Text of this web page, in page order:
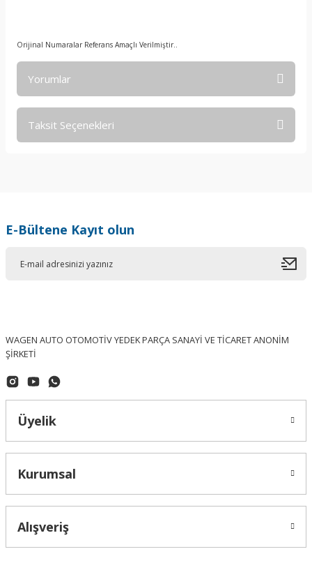
Orijinal Numaralar Referans Amaçlı Verilmiştir..
Yorumlar
Taksit Seçenekleri
E-Bültene Kayıt olun
WAGEN AUTO OTOMOTİV YEDEK PARÇA SANAYİ VE TİCARET ANONİM
ŞİRKETİ
Üyelik
Kurumsal
Alışveriş